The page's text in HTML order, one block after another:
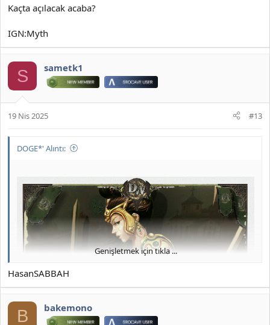
Kaçta açılacak acaba?
IGN:Myth
S sametk1
19 Nis 2025 #13
DOGE*' Alıntı:
Genişletmek için tıkla ...
HasanSABBAH
B bakemono